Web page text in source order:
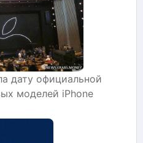
дату официальной
моделей iPhone